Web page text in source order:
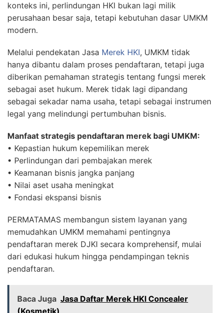
konteks ini, perlindungan HKI bukan lagi milik
perusahaan besar saja, tetapi kebutuhan dasar UMKM
modern.
Melalui pendekatan Jasa Merek HKI, UMKM tidak
hanya dibantu dalam proses pendaftaran, tetapi juga
diberikan pemahaman strategis tentang fungsi merek
sebagai aset hukum. Merek tidak lagi dipandang
sebagai sekadar nama usaha, tetapi sebagai instrumen
legal yang melindungi pertumbuhan bisnis.
Manfaat strategis pendaftaran merek bagi UMKM:
• Kepastian hukum kepemilikan merek
• Perlindungan dari pembajakan merek
• Keamanan bisnis jangka panjang
• Nilai aset usaha meningkat
• Fondasi ekspansi bisnis
PERMATAMAS membangun sistem layanan yang
memudahkan UMKM memahami pentingnya
pendaftaran merek DJKI secara komprehensif, mulai
dari edukasi hukum hingga pendampingan teknis
pendaftaran.
Baca Juga Jasa Daftar Merek HKI Concealer